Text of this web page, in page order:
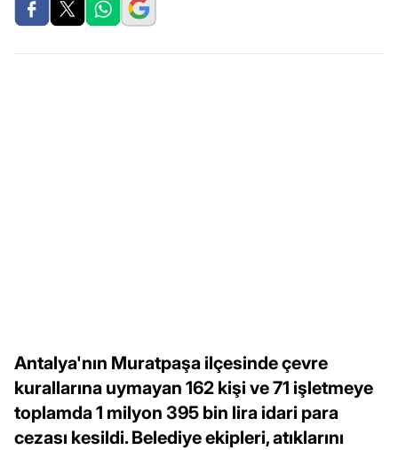
Antalya'nın Muratpaşa ilçesinde çevre
kurallarına uymayan 162 kişi ve 71 işletmeye
toplamda 1 milyon 395 bin lira idari para
cezası kesildi. Belediye ekipleri, atıklarını